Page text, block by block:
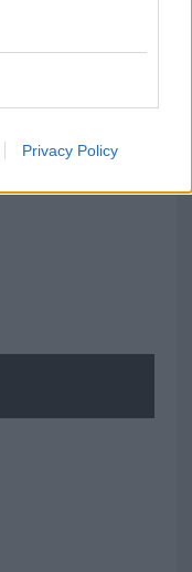
Privacy Policy
rischio per